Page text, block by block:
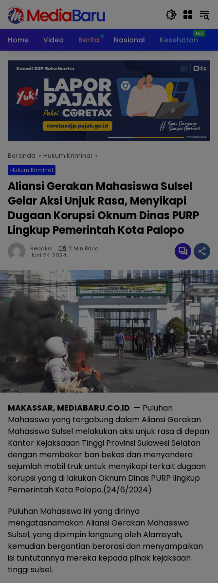
Langsung
konten
Home
Video Berita Nasional Kesehatan
Beranda Hukum Kriminal
Hukum Kriminal
Aliansi Gerakan Mahasiswa Sulsel
Gelar Aksi Unjuk Rasa, Menyikapi
Dugaan Korupsi Oknum Dinas PURP
Lingkup Pemerintah Kota Palopo
Redaksi
2 Min Baca
Juni 24, 2024
MAKASSAR, MEDIABARU.CO.ID — Puluhan
Mahasiswa yang tergabung dalam Aliansi Gerakan
Mahasiswa Sulsel melakukan aksi unjuk rasa di depan
Kantor Kejaksaaan Tinggi Provinsi Sulawesi Selatan
dengan membakar ban bekas dan menyandera
sejumlah mobil truk untuk menyikapi terkait dugaan
korupsi yang di lakukan Oknum Dinas PURP lingkup
Pemerintah Kota Palopo.(24/6/2024)
Puluhan Mahasiswa ini yang dirinya
mengatasnamakan Aliansi Gerakan Mahasiswa
Sulsel, yang dipimpin langsung oleh Alamsyah,
kemudian bergantian berorasi dan menyampaikan
isi tuntutannya mereka kepada pihak kejaksaan
tinggi sulsel.